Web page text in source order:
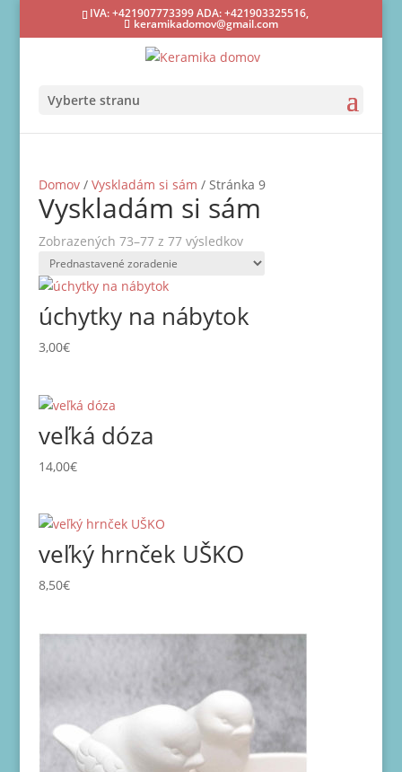
IVA: +421907773399 ADA: +421903325516,
keramikadomov@gmail.com
Vyberte stranu
Domov/ Vyskladám si sám / Stránka 9
Vyskladám si sám
Zobrazených 73–77 z 77 výsledkov
úchytky na nábytok
3,00€
veľká dóza
14,00€
veľký hrnček UŠKO
8,50€